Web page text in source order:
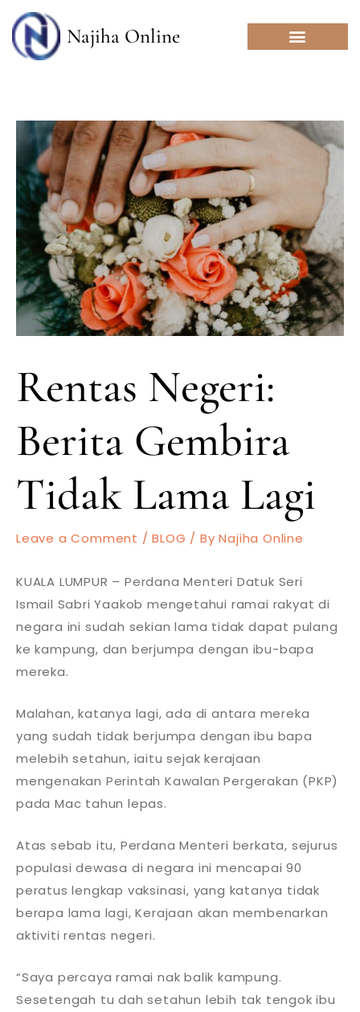
Skip
to
content
Najiha Online
Rentas Negeri:
Berita Gembira
Tidak Lama Lagi
Leave a Comment /BLOG / ByNajiha Online
KUALA LUMPUR – Perdana Menteri Datuk Seri
Ismail Sabri Yaakob mengetahui ramai rakyat di
negara ini sudah sekian lama tidak dapat pulang
ke kampung, dan berjumpa dengan ibu-bapa
mereka.
Malahan, katanya lagi, ada di antara mereka
yang sudah tidak berjumpa dengan ibu bapa
melebih setahun, iaitu sejak kerajaan
mengenakan Perintah Kawalan Pergerakan (PKP)
pada Mac tahun lepas.
Atas sebab itu, Perdana Menteri berkata, sejurus
populasi dewasa di negara ini mencapai 90
peratus lengkap vaksinasi, yang katanya tidak
berapa lama lagi, Kerajaan akan membenarkan
aktiviti rentas negeri.
“Saya percaya ramai nak balik kampung.
Sesetengah tu dah setahun lebih tak tengok ibu